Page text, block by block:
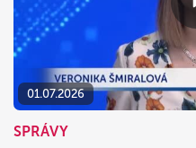
01.07.2026
SPRÁVY